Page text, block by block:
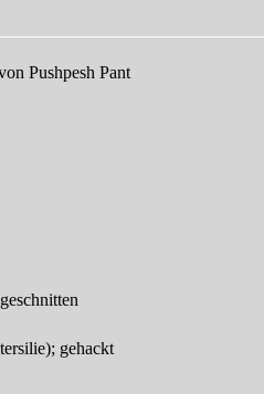
Pushpesh Pant
gehackt